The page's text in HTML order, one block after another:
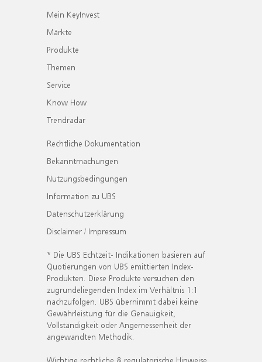
Mein KeyInvest
Märkte
Produkte
Themen
Service
Know How
Trendradar
Rechtliche Dokumentation
Bekanntmachungen
Nutzungsbedingungen
Information zu UBS
Datenschutzerklärung
Disclaimer / Impressum
* Die UBS Echtzeit- Indikationen basieren auf
Quotierungen von UBS emittierten Index-
Produkten. Diese Produkte versuchen den
zugrundeliegenden Index im Verhältnis 1:1
nachzufolgen. UBS übernimmt dabei keine
Gewährleistung für die Genauigkeit,
Vollständigkeit oder Angemessenheit der
angewandten Methodik.